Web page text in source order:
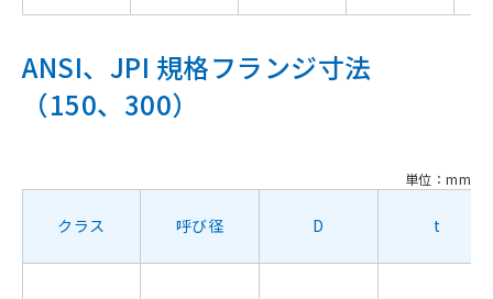
ANSI、JPI 規格フランジ寸法
（150、300）
単位：mm
クラス 呼び径 D t